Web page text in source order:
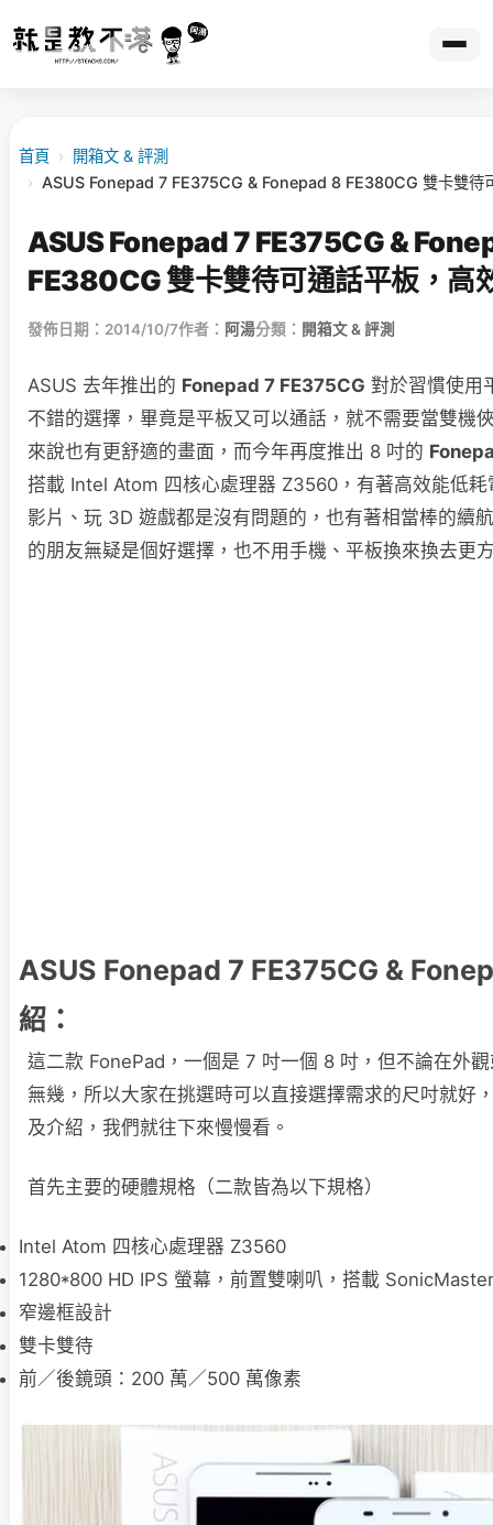
首頁 ›
開箱文 & 評測
› ASUS Fonepad 7 FE375CG & Fonepad 8 FE380CG 雙卡雙待
ASUS Fonepad 7 FE375CG &
FE380CG 雙卡雙待可通話平板，高
發佈日期：2014/10/7作者： 阿湯分類： 開箱文 & 評測
ASUS 去年推出的 Fonepad 7 FE375CG 對於習慣使用
不錯的選擇，畢竟是平板又可以通話，就不需要當雙機
來說也有更舒適的畫面，而今年再度推出 8 吋的
搭載 Intel Atom 四核心處理器 Z3560，有著高效能低
影片、玩 3D 遊戲都是沒有問題的，也有著相當棒的續
的朋友無疑是個好選擇，也不用手機、平板換來換去更
ASUS Fonepad 7 FE375CG &
紹：
這二款 FonePad，一個是 7 吋一個 8 吋，但不論在外
無幾，所以大家在挑選時可以直接選擇需求的尺吋就好
及介紹，我們就往下來慢慢看。
首先主要的硬體規格（二款皆為以下規格）
Intel Atom 四核心處理器 Z3560
1280*800 HD IPS 螢幕，前置雙喇叭，搭載
窄邊框設計
雙卡雙待
前／後鏡頭：200 萬／500 萬像素